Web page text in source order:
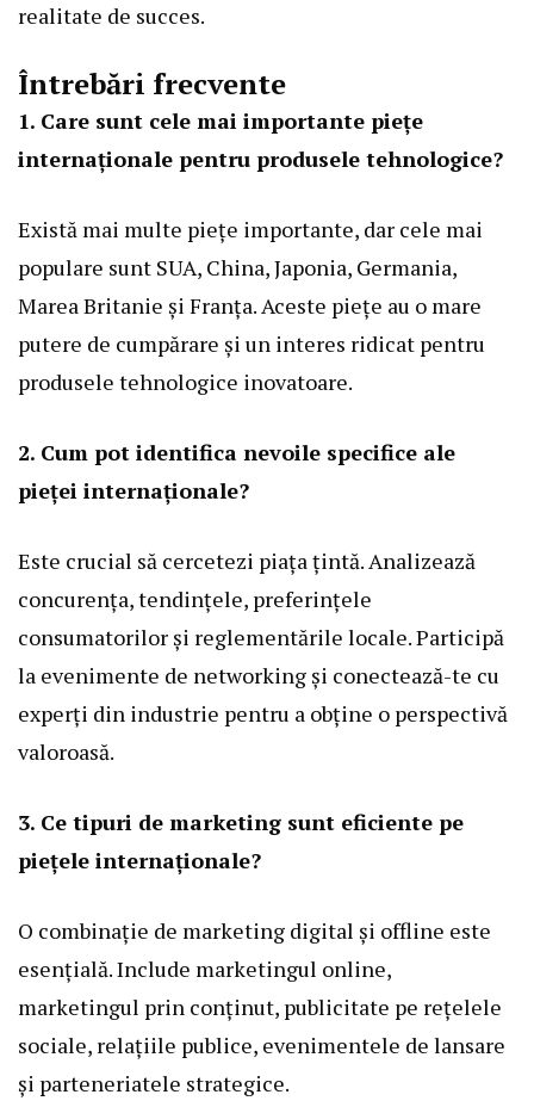
realitate de succes.
Întrebări frecvente
1. Care sunt cele mai importante piețe
internaționale pentru produsele tehnologice?
Există mai multe piețe importante, dar cele mai
populare sunt SUA, China, Japonia, Germania,
Marea Britanie și Franța. Aceste piețe au o mare
putere de cumpărare și un interes ridicat pentru
produsele tehnologice inovatoare.
2. Cum pot identifica nevoile specifice ale
pieței internaționale?
Este crucial să cercetezi piața țintă. Analizează
concurența, tendințele, preferințele
consumatorilor și reglementările locale. Participă
la evenimente de networking și conectează-te cu
experți din industrie pentru a obține o perspectivă
valoroasă.
3. Ce tipuri de marketing sunt eficiente pe
piețele internaționale?
O combinație de marketing digital și offline este
esențială. Include marketingul online,
marketingul prin conținut, publicitate pe rețelele
sociale, relațiile publice, evenimentele de lansare
și parteneriatele strategice.